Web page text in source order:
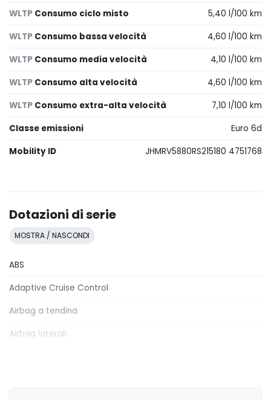
WLTP Consumo ciclo misto
5,40 l/100 km
WLTP Consumo bassa velocità
4,60 l/100 km
WLTP Consumo media velocità
4,10 l/100 km
WLTP Consumo alta velocità
4,60 l/100 km
WLTP Consumo extra-alta velocità
7,10 l/100 km
Classe emissioni
Euro 6d
Mobility ID
JHMRV5880RS215180 4751768
Dotazioni di serie
MOSTRA / NASCONDI
ABS
Adaptive Cruise Control
Airbag a tendina
Airbag laterali